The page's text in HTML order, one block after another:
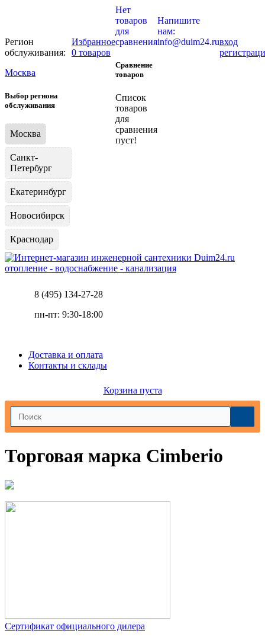
Регион
обслуживания:
Москва
Выбор региона
обслуживания
Москва
Санкт-
Петербург
Екатеринбург
Новосибирск
Краснодар
Избранное
0 товаров
Нет
товаров
для
сравнения
Сравнение
товаров
Список
товаров
для
сравнения
пуст!
Напишите
нам:
info@duim24.ruвход
отопление - водоснабжение - канализация
8 (495) 134-27-28
пн-пт: 9:30-18:00
Доставка и оплата
Контакты и склады
Корзина пуста
Торговая марка Cimberio
Сертификат официального дилера